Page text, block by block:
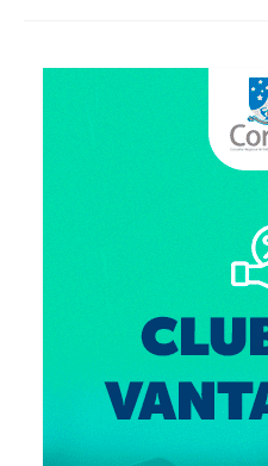
Valores dos serviços
Reserva de auditório
Fale Conosco